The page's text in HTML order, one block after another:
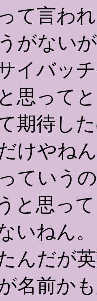
て言わ
がない
イバッ
思って
期待し
けやね
ていう
と思っ
いねん。
んだが
名前か